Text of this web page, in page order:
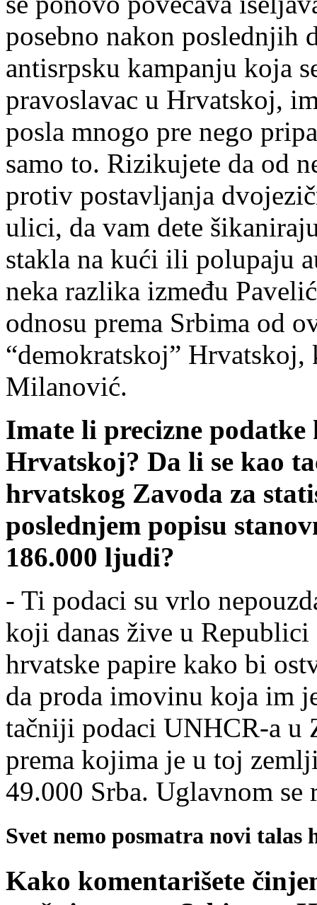
posebno nakon poslednjih
antisrpsku kampanju koja
pravoslavac u Hrvatskoj,
posla mnogo pre nego
samo to. Rizikujete da od
protiv postavljanja
ulici, da vam dete
stakla na kući ili polupaju
neka razlika između
odnosu prema Srbima od
“demokratskoj”
Milanović.
Imate li precizne
Hrvatskoj? Da li se kao
hrvatskog Zavoda za
poslednjem popisu
186.000 ljudi?
- Ti podaci su vrlo
koji danas žive u
hrvatske papire kako bi
da proda imovinu koja im
tačniji podaci UNHCR-a u
prema kojima je u toj
49.000 Srba. Uglavnom
Svet nemo posmatra novi
Kako komentarišete